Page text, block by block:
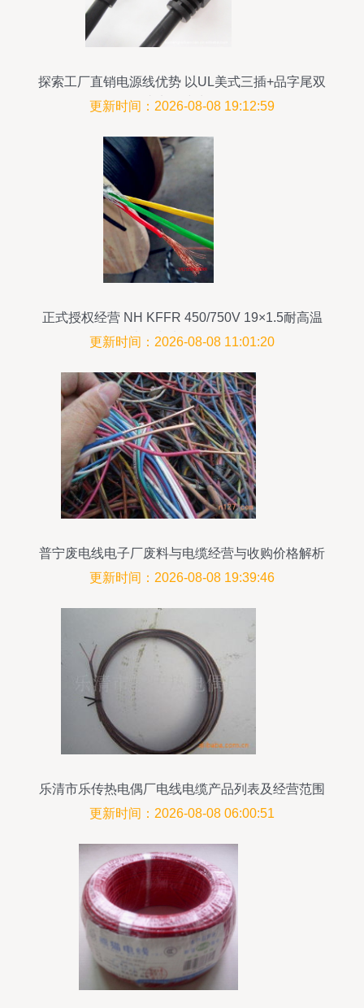
探索工厂直销电源线优势 以UL美式三插+品字尾双
头电源线为例
更新时间：2026-08-08 19:12:59
正式授权经营 NH KFFR 450/750V 19×1.5耐高温
耐火控制电缆全面解析
更新时间：2026-08-08 11:01:20
普宁废电线电子厂废料与电缆经营与收购价格解析
更新时间：2026-08-08 19:39:46
乐清市乐传热电偶厂电线电缆产品列表及经营范围
更新时间：2026-08-08 06:00:51